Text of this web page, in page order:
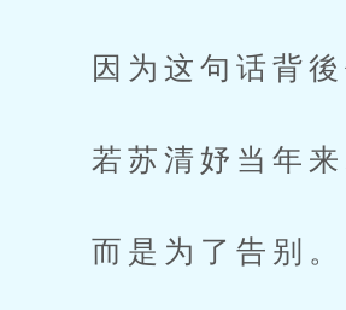
因为这句话背後代
若苏清妤当年来寒
而是为了告别。